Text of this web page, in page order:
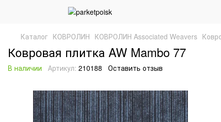
Каталог КОВРОЛИН КОВРОЛИН Associated Weavers
Ковровая плитка AW Mambo 77
В наличии Артикул: 210188 Оставить отзыв